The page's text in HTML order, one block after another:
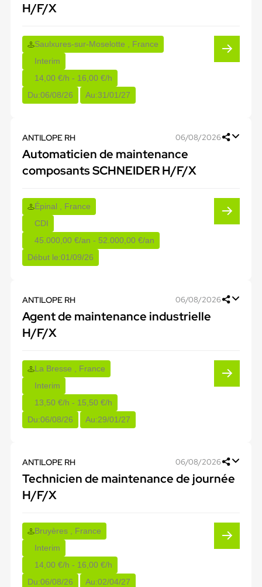
H/F/X
Saulxures-sur-Moselotte , France
Interim
14,00 €/h - 16,00 €/h
Du:06/08/26 Au:31/01/27
ANTILOPE RH 06/08/2026
Automaticien de maintenance
composants SCHNEIDER H/F/X
Épinal , France
CDI
45.000,00 €/an - 52.000,00 €/an
Début le:01/09/26
ANTILOPE RH 06/08/2026
Agent de maintenance industrielle
H/F/X
La Bresse , France
Interim
13,50 €/h - 15,50 €/h
Du:06/08/26 Au:29/01/27
ANTILOPE RH 06/08/2026
Technicien de maintenance de journée
H/F/X
Bruyères , France
Interim
14,00 €/h - 16,00 €/h
Du:06/08/26 Au:02/04/27